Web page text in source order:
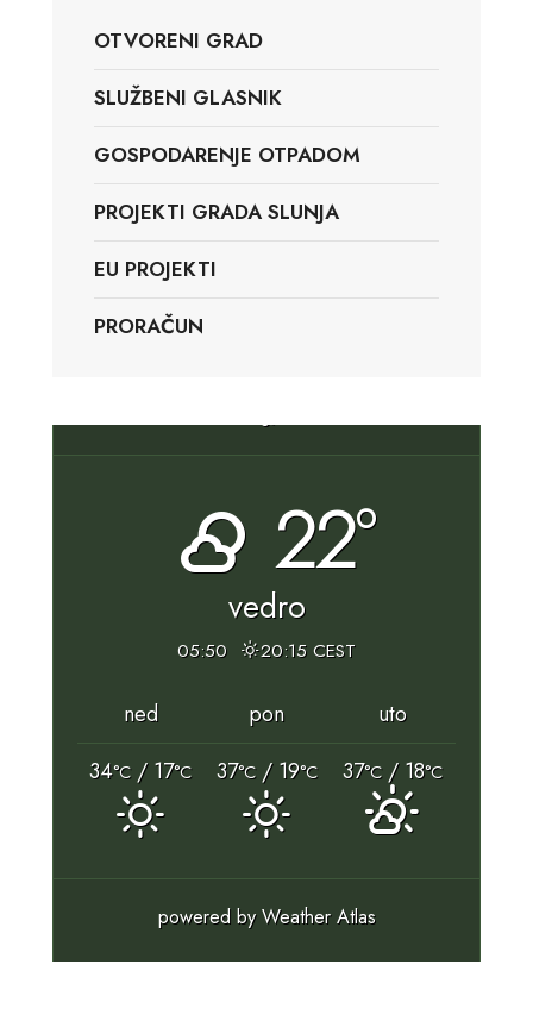
OTVORENI GRAD
SLUŽBENI GLASNIK
GOSPODARENJE OTPADOM
PROJEKTI GRADA SLUNJA
EU PROJEKTI
PRORAČUN
22°
vedro
05:50 20:15 CEST
ned pon
uto
34°C / 17°C 37°C/ 19°C 37°C / 18°C
powered byWeather Atlas